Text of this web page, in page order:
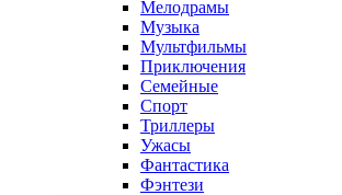
Мелодрамы
Музыка
Мультфильмы
Приключения
Семейные
Спорт
Триллеры
Ужасы
Фантастика
Фэнтези